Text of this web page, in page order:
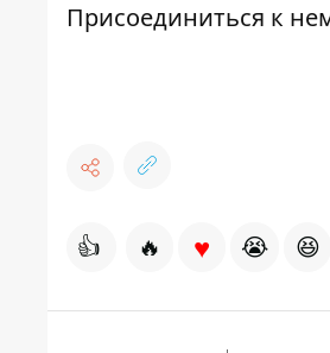
Присоединиться к
👍 🔥 ♥ 😭 😆